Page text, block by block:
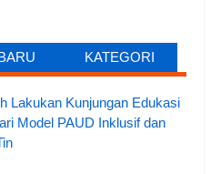
KATEGORI
Lakukan Kunjungan Edukasi
Model PAUD Inklusif dan